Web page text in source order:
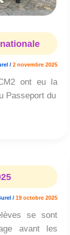
/ 2 novembre 2025
ont eu la
Passeport du
/ 19 octobre 2025
se sont
avant les